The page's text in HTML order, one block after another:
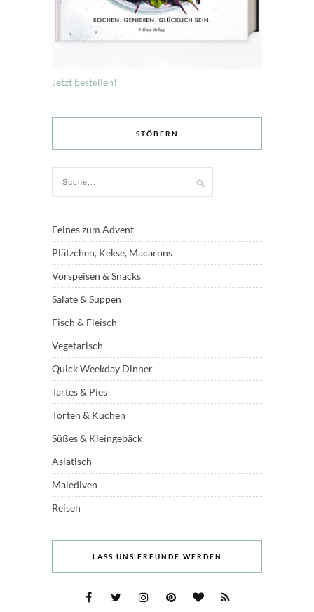
Jetzt bestellen!
STÖBERN
Feines zum Advent
Plätzchen, Kekse, Macarons
Vorspeisen & Snacks
Salate & Suppen
Fisch & Fleisch
Vegetarisch
Quick Weekday Dinner
Tartes & Pies
Torten & Kuchen
Süßes & Kleingebäck
Asiatisch
Malediven
Reisen
LASS UNS FREUNDE WERDEN